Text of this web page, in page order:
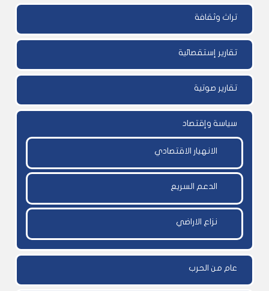
تراث وثقافة
تقارير إستقصائية
تقارير صوتية
سياسة وإقتصاد
الانهيار الاقتصادي
الدعم السريع
نزاع الاراضي
عام من الحرب